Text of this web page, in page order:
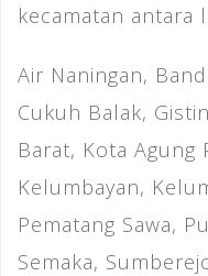
kecamatan antara
Air Naningan,
Cukuh Balak,
Barat, Kota Agung
Kelumbayan,
Pematang Sawa,
Semaka,